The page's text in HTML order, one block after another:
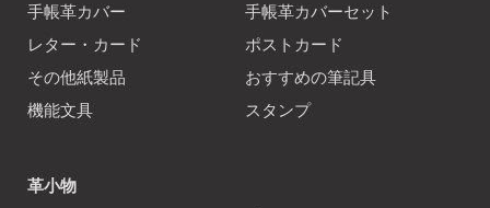
手帳革カバー
手帳革カバーセット
レター・カード
ポストカード
その他紙製品
おすすめの筆記具
機能文具
スタンプ
革小物